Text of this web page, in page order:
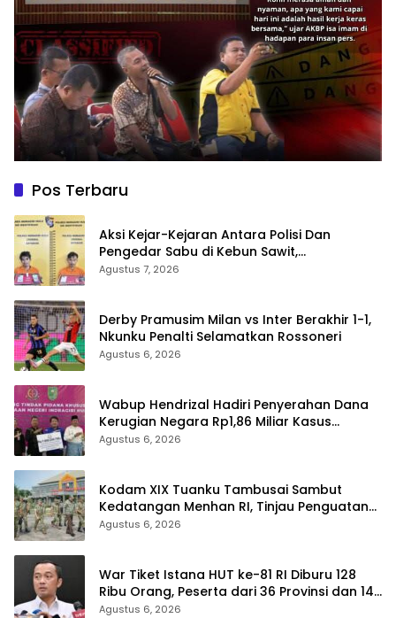
Pos Terbaru
Aksi Kejar-Kejaran Antara Polisi Dan
Pengedar Sabu di Kebun Sawit,
Satresnarkoba Polres Inhu Ringkus Dua
Agustus 7, 2026
Derby Pramusim Milan vs Inter Berakhir 1-1,
Nkunku Penalti Selamatkan Rossoneri
Agustus 6, 2026
Wabup Hendrizal Hadiri Penyerahan Dana
Kerugian Negara Rp1,86 Miliar Kasus
Korupsi BPR Indra Arta
Agustus 6, 2026
Kodam XIX Tuanku Tambusai Sambut
Kedatangan Menhan RI, Tinjau Penguatan
Yonif TP di Bengkalis dan Kampar
Agustus 6, 2026
War Tiket Istana HUT ke-81 RI Diburu 128
Ribu Orang, Peserta dari 36 Provinsi dan 14
Negara
Agustus 6, 2026